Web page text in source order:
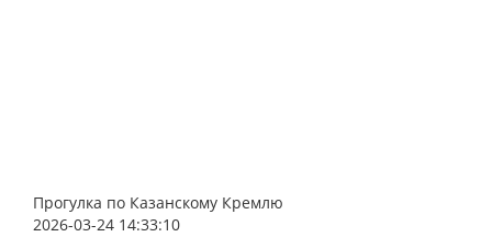
Прогулка по Казанскому Кремлю
2026-03-24 14:33:10